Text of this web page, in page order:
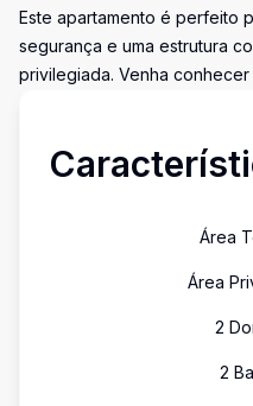
Este apartamento é perfeito
segurança e uma estrutura
privilegiada. Venha
Área
Área
2
2